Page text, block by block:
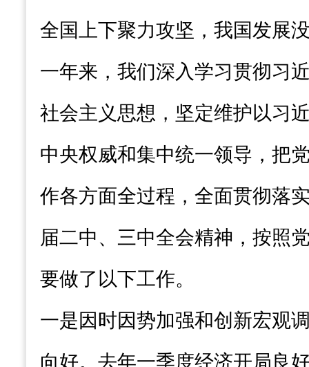
全国上下聚力攻坚，我国发展
一年来，我们深入学习贯彻习
社会主义思想，坚定维护以习
中央权威和集中统一领导，把
作各方面全过程，全面贯彻落
届二中、三中全会精神，按照
要做了以下工作。
一是因时因势加强和创新宏观
向好。去年一季度经济开局良